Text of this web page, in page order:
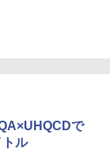
で
ル